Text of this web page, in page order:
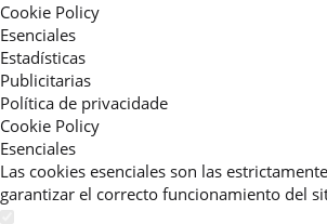
Cookie Policy
Esenciales
Estadísticas
Publicitarias
Política de privacidade
Cookie Policy
Esenciales
Las cookies esenciales son las
garantizar el correcto funcionamiento del